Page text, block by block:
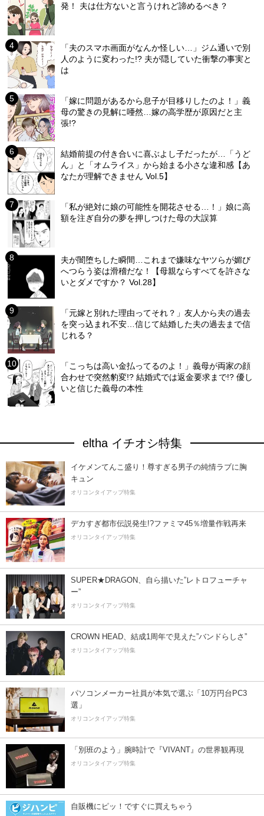
発！ 夫は仕方ないと言うけれど諦めるべき？
「夫のスマホ画面がなんか怪しい…」ジム通いで別
人のように変わった!? 夫が隠していた衝撃の事実と
は
「嫁に問題があるから息子が目移りしたのよ！」義
母の驚きの見解に唖然…嫁の高学歴が原因だと主
張!?
結婚前提の付き合いに喜ぶよし子だったが…「うど
ん」と「オムライス」から始まる小さな違和感【あ
なたが理解できません Vol.5】
「私が絶対に娘の可能性を開花させる…！」娘に高
額を注ぎ自分の夢を押しつけた母の大誤算
夫が闇堕ちした瞬間…これまで嫌味なヤツらが媚び
へつらう姿は滑稽だな！【母親ならすべてを許さな
いとダメですか？ Vol.28】
「元嫁と別れた理由ってそれ？」友人から夫の過去
を突っ込まれ不安…信じて結婚した夫の過去まで信
じれる？
「こっちは高い金払ってるのよ！」義母が両家の顔
合わせで突然豹変!? 結婚式では返金要求まで!? 優し
いと信じた義母の本性
eltha イチオシ特集
イケメンてんこ盛り！尊すぎる男子の純情ラブに胸
キュン
オリコンタイアップ特集
デカすぎ都市伝説発生!?ファミマ45％増量作戦再来
オリコンタイアップ特集
SUPER★DRAGON、自ら描いた”レトロフューチャ
ー”
オリコンタイアップ特集
CROWN HEAD、結成1周年で見えた”バンドらしさ”
オリコンタイアップ特集
パソコンメーカー社員が本気で選ぶ「10万円台PC3
選」
オリコンタイアップ特集
「別班のよう」腕時計で『VIVANT』の世界観再現
オリコンタイアップ特集
自販機にピッ！ですぐに買えちゃう